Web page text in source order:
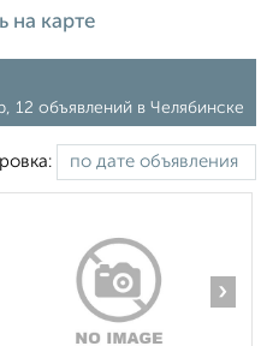
на карте
12 объявлений в Челябинске
›